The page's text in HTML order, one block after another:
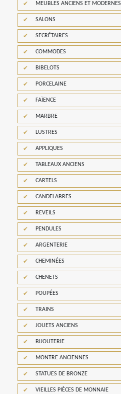
MEUBLES ANCIENS ET MODERNES
SALONS
SECRÉTAIRES
COMMODES
BIBELOTS
PORCELAINE
FAÏENCE
MARBRE
LUSTRES
APPLIQUES
TABLEAUX ANCIENS
CARTELS
CANDELABRES
REVEILS
PENDULES
ARGENTERIE
CHEMINÉES
CHENETS
POUPÉES
TRAINS
JOUETS ANCIENS
BIJOUTERIE
MONTRE ANCIENNES
STATUES DE BRONZE
VIEILLES PIÈCES DE MONNAIE